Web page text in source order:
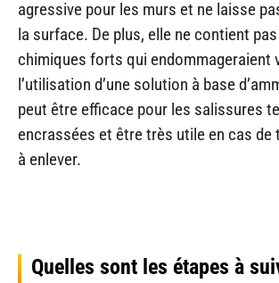
agressive pour les murs et ne laisse
la surface. De plus, elle ne contient pas
chimiques forts qui endommageraient
l’utilisation d’une solution à base
peut être efficace pour les salissures
encrassées et être très utile en cas de
à enlever.
Quelles sont les étapes à